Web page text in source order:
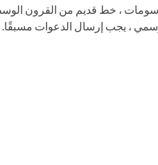
، خط قديم من القرون
، يجب إرسال الدعوات مسبقًا.